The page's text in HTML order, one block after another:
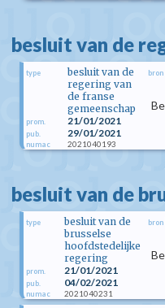
besluit van de
type
besluit van de
regering van
de franse
gemeenschap
prom. 21/01/2021
pub. 29/01/2021
numac 2021040193
bron
besluit van de
type
besluit van de
brusselse
hoofdstedelijke
regering
prom. 21/01/2021
pub. 04/02/2021
numac 2021040231
bron